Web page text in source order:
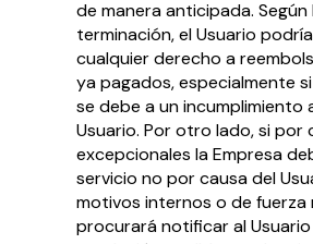
de manera anticipada. Según
terminación, el Usuario
cualquier derecho a
ya pagados, especialmente
se debe a un incumplimiento
Usuario. Por otro lado, si por
excepcionales la Empresa
servicio no por causa del
motivos internos o de fuerza
procurará notificar al